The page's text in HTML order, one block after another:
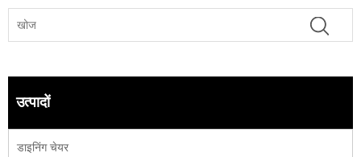
उत्पादों
डाइनिंग चेयर